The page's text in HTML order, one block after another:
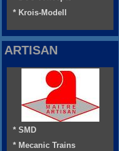
* Krois-Modell
ARTISAN
* SMD
* Mecanic Trains